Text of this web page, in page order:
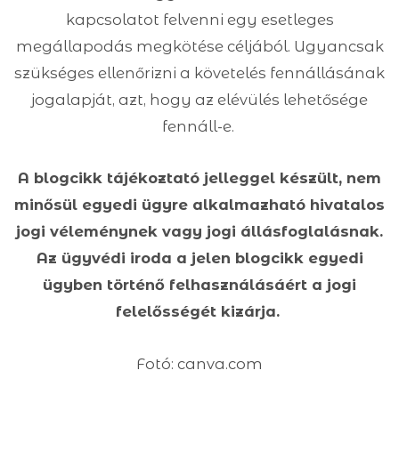
kapcsolatot felvenni egy esetleges
megállapodás megkötése céljából. Ugyancsak
szükséges ellenőrizni a követelés fennállásának
jogalapját, azt, hogy az elévülés lehetősége
fennáll-e.
A blogcikk tájékoztató jelleggel készült, nem
minősül egyedi ügyre alkalmazható hivatalos
jogi véleménynek vagy jogi állásfoglalásnak.
Az ügyvédi iroda a jelen blogcikk egyedi
ügyben történő felhasználásáért a jogi
felelősségét kizárja.
Fotó: canva.com